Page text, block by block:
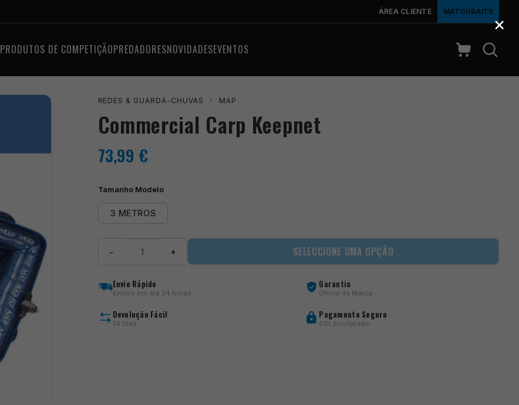
ÁREA CLIENTE MATCHBAITS
PRODUTOS DE COMPETIÇÃOPREDADORESNOVIDADESEVENTOS
REDES & GUARDA-CHUVAS › MAP
Commercial Carp Keepnet
73,99 €
Tamanho Modelo
3 METROS
Keepnet
− + SELECCIONE UMA OPÇÃO
Envio Rápido
Envios em até 24 horas
Garantia
Oficial da Marca
Devolução Fácil
14 Dias
Pagamento Seguro
SSL Encriptado
×